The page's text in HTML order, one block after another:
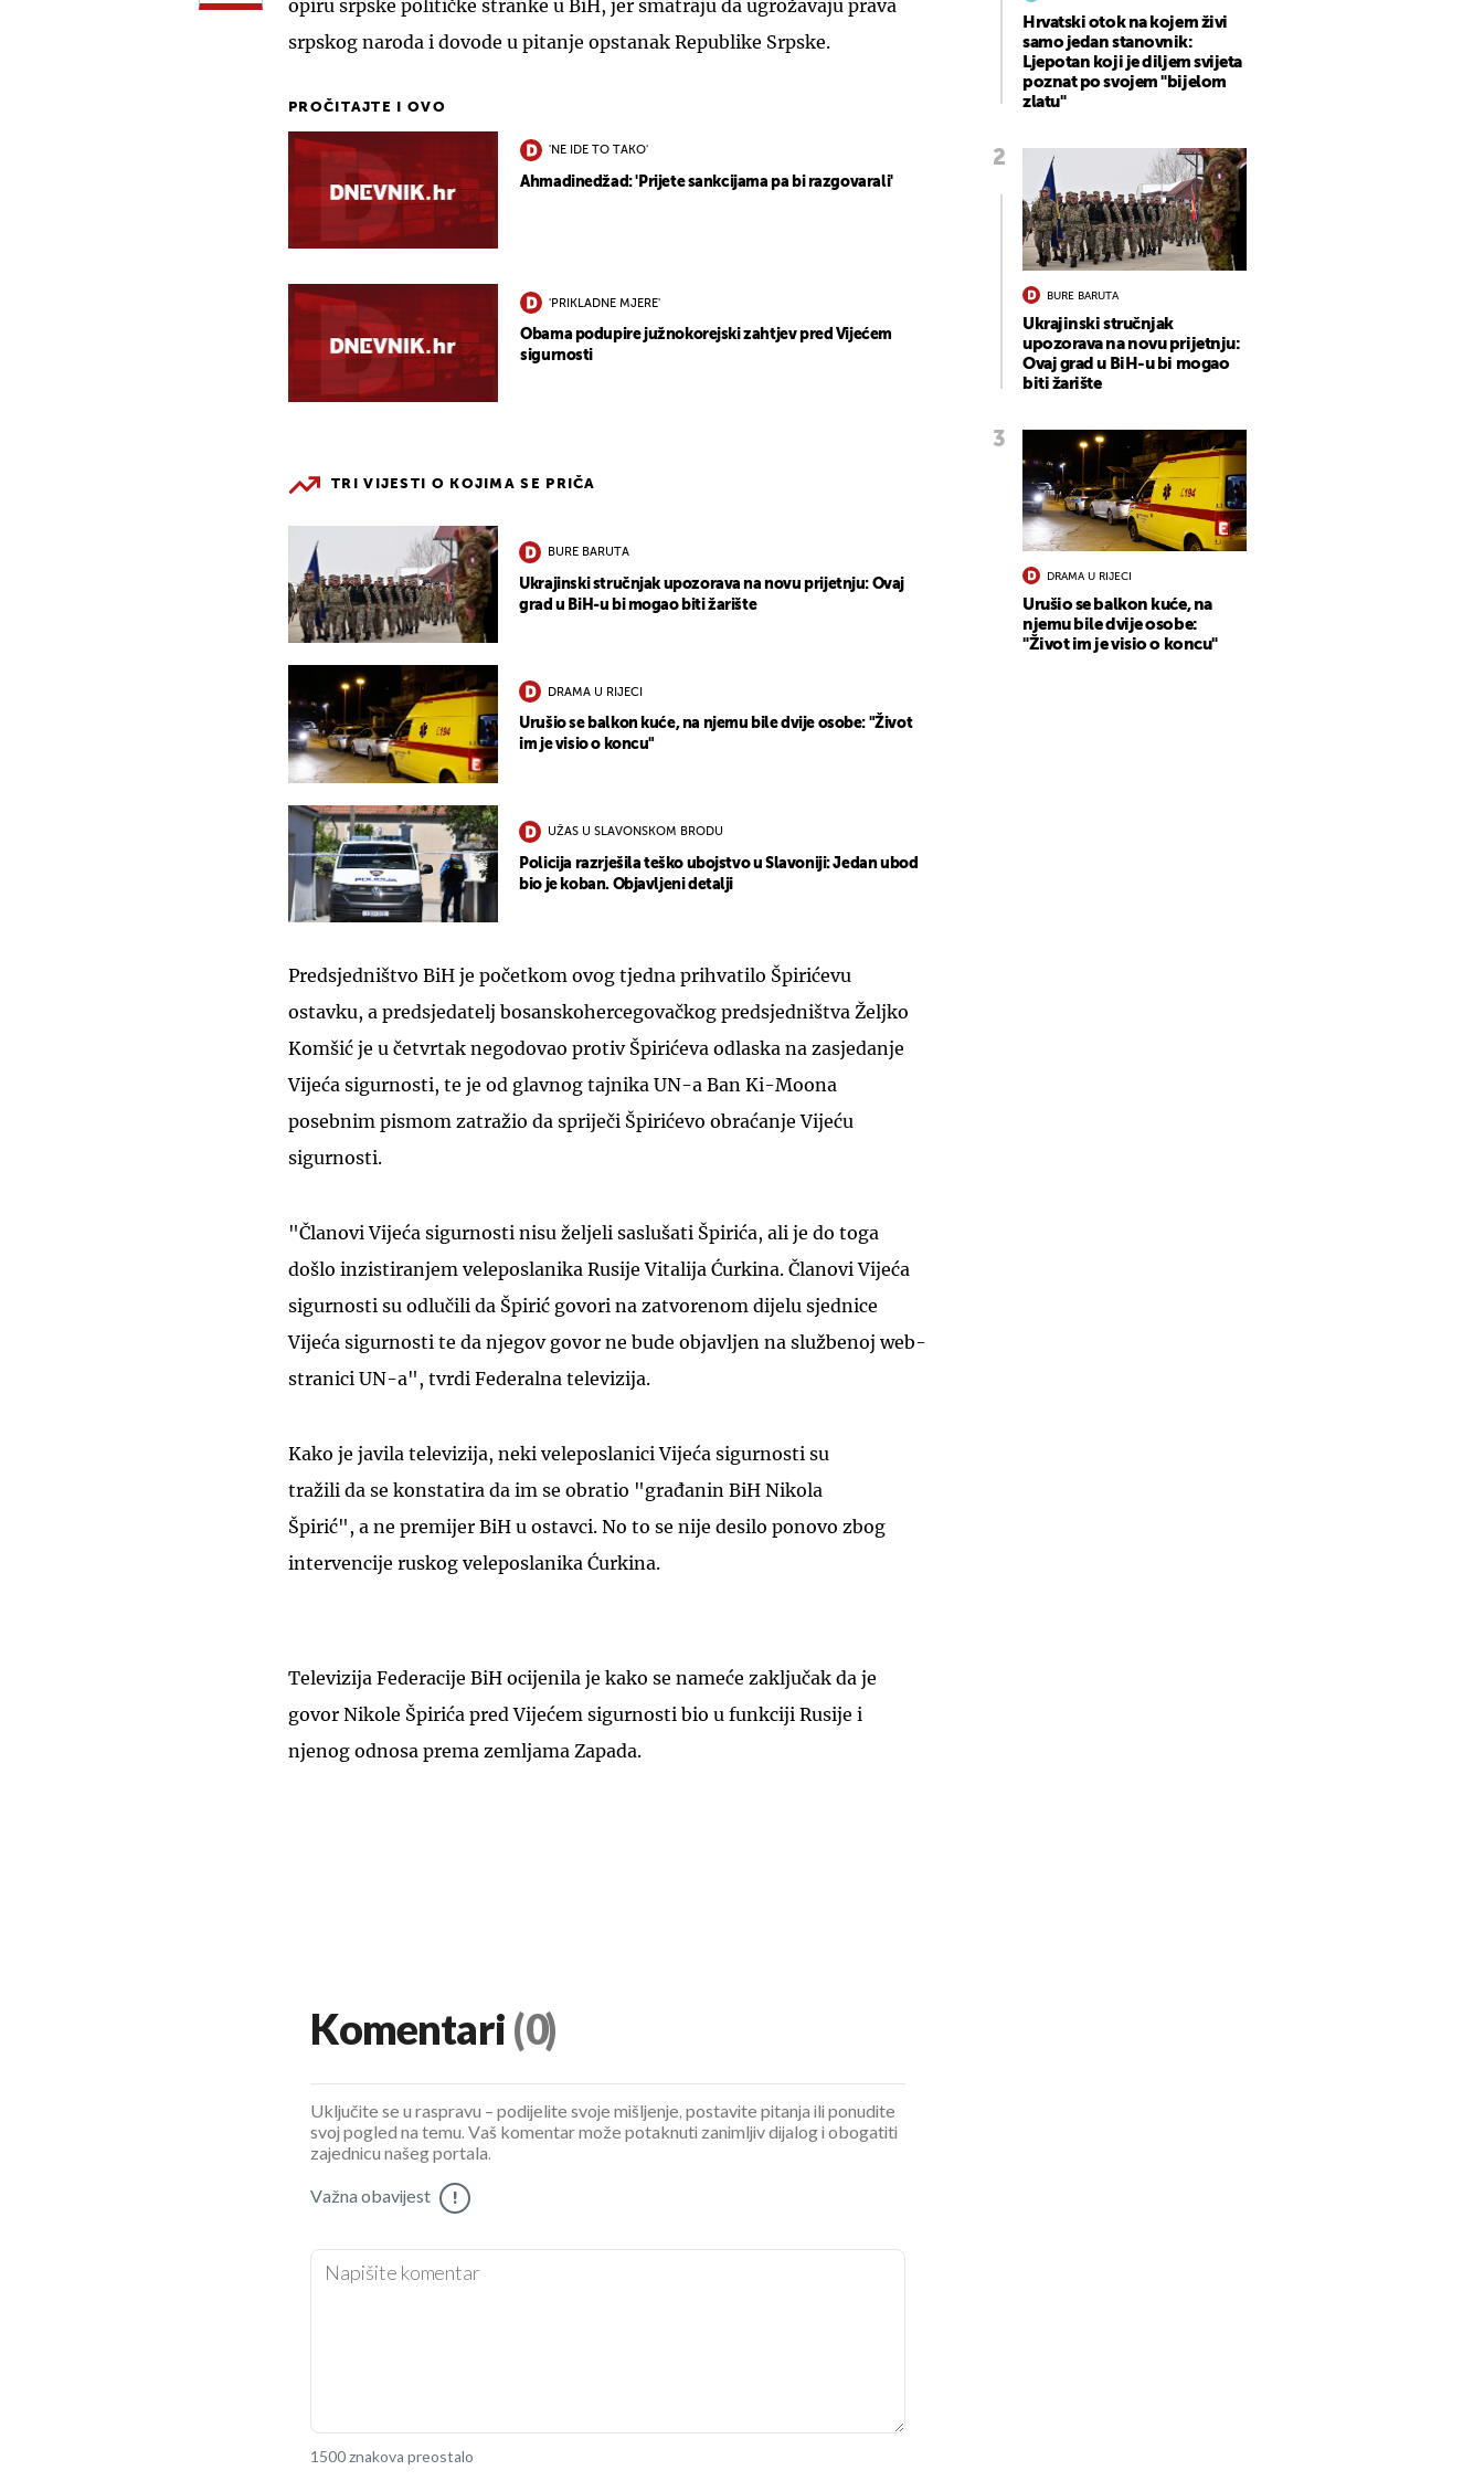
opiru srpske političke stranke u BiH, jer smatraju da ugrožavaju prava
srpskog naroda i dovode u pitanje opstanak Republike Srpske.
PROČITAJTE I OVO
'NE IDE TO TAKO'
Ahmadinedžad: 'Prijete sankcijama pa bi razgovarali'
'PRIKLADNE MJERE'
Obama podupire južnokorejski zahtjev pred Vijećem
sigurnosti
TRI VIJESTI O KOJIMA SE PRIČA
BURE BARUTA
Ukrajinski stručnjak upozorava na novu prijetnju: Ovaj
grad u BiH-u bi mogao biti žarište
DRAMA U RIJECI
Urušio se balkon kuće, na njemu bile dvije osobe: "Život
im je visio o koncu"
UŽAS U SLAVONSKOM BRODU
Policija razrješila teško ubojstvo u Slavoniji: Jedan ubod
bio je koban. Objavljeni detalji
Predsjedništvo BiH je početkom ovog tjedna prihvatilo Špirićevu
ostavku, a predsjedatelj bosanskohercegovačkog predsjedništva Željko
Komšić je u četvrtak negodovao protiv Špirićeva odlaska na zasjedanje
Vijeća sigurnosti, te je od glavnog tajnika UN-a Ban Ki-Moona
posebnim pismom zatražio da spriječi Špirićevo obraćanje Vijeću
sigurnosti.
"Članovi Vijeća sigurnosti nisu željeli saslušati Špirića, ali je do toga
došlo inzistiranjem veleposlanika Rusije Vitalija Ćurkina. Članovi Vijeća
sigurnosti su odlučili da Špirić govori na zatvorenom dijelu sjednice
Vijeća sigurnosti te da njegov govor ne bude objavljen na službenoj web-
stranici UN-a", tvrdi Federalna televizija.
Kako je javila televizija, neki veleposlanici Vijeća sigurnosti su
tražili da se konstatira da im se obratio "građanin BiH Nikola
Špirić", a ne premijer BiH u ostavci. No to se nije desilo ponovo zbog
intervencije ruskog veleposlanika Ćurkina.
Televizija Federacije BiH ocijenila je kako se nameće zaključak da je
govor Nikole Špirića pred Vijećem sigurnosti bio u funkciji Rusije i
njenog odnosa prema zemljama Zapada.
Hrvatski otok na kojem živi
samo jedan stanovnik:
Ljepotan koji je diljem svijeta
poznat po svojem "bijelom
zlatu"
BURE BARUTA
Ukrajinski stručnjak
upozorava na novu prijetnju:
Ovaj grad u BiH-u bi mogao
biti žarište
DRAMA U RIJECI
Urušio se balkon kuće, na
njemu bile dvije osobe:
"Život im je visio o koncu"
Komentari (0)
Uključite se u raspravu – podijelite svoje mišljenje, postavite pitanja ili ponudite
svoj pogled na temu. Vaš komentar može potaknuti zanimljiv dijalog i obogatiti
zajednicu našeg portala.
Važna obavijest !
1500 znakova preostalo